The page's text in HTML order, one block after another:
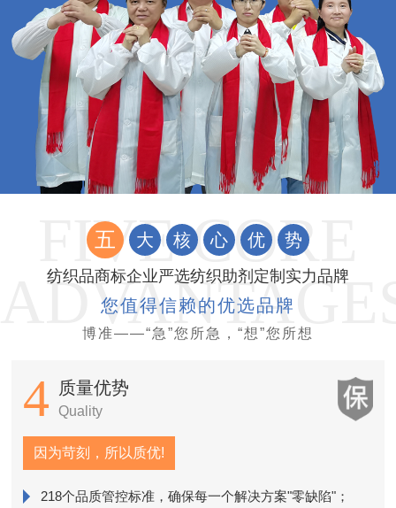
五 大 核 心 优 势
纺织品商标企业严选纺织助剂定制实力品牌
您值得信赖的优选品牌
博准——“急”您所急，“想”您所想
5 服务优势
Service
因为服务，所以满意!
贴心管家服务，为您的服装商标品质问题负责到底；